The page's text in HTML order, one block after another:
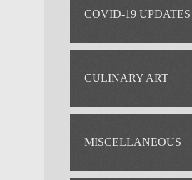
COVID-19 UPDATES
CULINARY ART
MISCELLANEOUS